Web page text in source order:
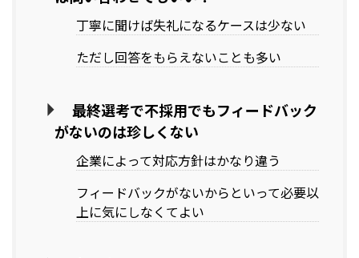
丁寧に聞けば失礼になるケースは少ない
ただし回答をもらえないことも多い
最終選考で不採用でもフィードバック
がないのは珍しくない
企業によって対応方針はかなり違う
フィードバックがないからといって必要以
上に気にしなくてよい